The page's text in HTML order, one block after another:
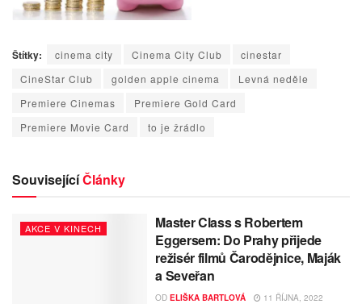
Štítky: cinema city Cinema City Club
cinestar
CineStar Club
golden apple cinema
Levná neděle
Premiere Cinemas
Premiere Gold Card
Premiere Movie Card
to je žrádlo
SouvisejícíČlánky
AKCE V KINECH
Master Class s Robertem
Eggersem: Do Prahy přijede
režisér filmů Čarodějnice, Maják
a Seveřan
OD ELIŠKA BARTLOVÁ 11 ŘÍJNA, 2022